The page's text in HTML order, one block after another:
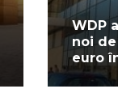
WDP
noi
euro